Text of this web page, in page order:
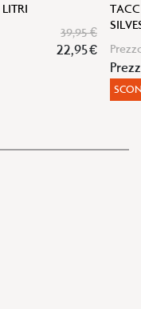
39,95 €
22,95 €